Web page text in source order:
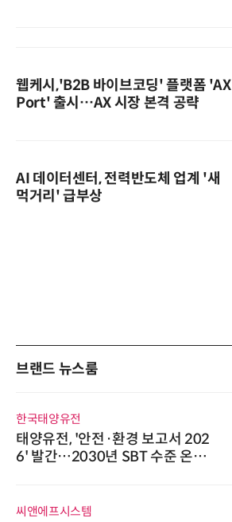
웹케시,'B2B 바이브코딩' 플랫폼 'AX
Port' 출시…AX 시장 본격 공략
AI 데이터센터, 전력반도체 업계 '새
먹거리' 급부상
브랜드 뉴스룸
한국태양유전
태양유전, '안전·환경 보고서 202
6' 발간…2030년 SBT 수준 온실
씨앤에프시스템